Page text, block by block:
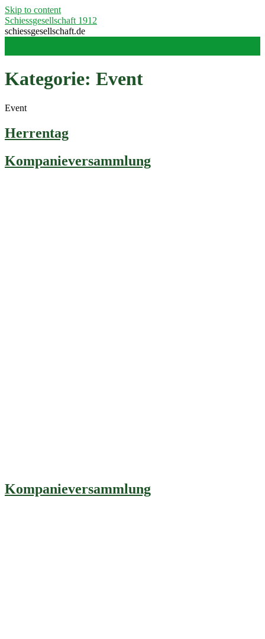
Skip to content
Schiessgesellschaft 1912
schiessgesellschaft.de
Kategorie: Event
Event
Herrentag
Kompanieversammlung
Kompanieversammlung